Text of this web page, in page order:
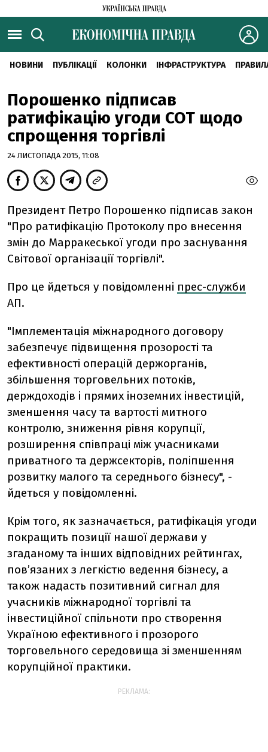
НОВИНИ ПУБЛІКАЦІЇ КОЛОНКИ ІНФРАСТРУКТУРА
Порошенко підписав
ратифікацію угоди СОТ щодо
спрощення торгівлі
24 ЛИСТОПАДА 2015, 11:08
Президент Петро Порошенко підписав закон
"Про ратифікацію Протоколу про внесення
змін до Марракеської угоди про заснування
Світової організації торгівлі".
Про це йдеться у повідомленні прес-служби
АП.
"Імплементація міжнародного договору
забезпечує підвищення прозорості та
ефективності операцій держорганів,
збільшення торговельних потоків,
держдоходів і прямих іноземних інвестицій,
зменшення часу та вартості митного
контролю, зниження рівня корупції,
розширення співпраці між учасниками
приватного та держсекторів, поліпшення
розвитку малого та середнього бізнесу", -
йдеться у повідомленні.
Крім того, як зазначається, ратифікація угоди
покращить позиції нашої держави у
згаданому та інших відповідних рейтингах,
пов’язаних з легкістю ведення бізнесу, а
також надасть позитивний сигнал для
учасників міжнародної торгівлі та
інвестиційної спільноти про створення
Україною ефективного і прозорого
торговельного середовища зі зменшенням
корупційної практики.
РЕКЛАМА: